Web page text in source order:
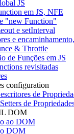
JS
em JS, NFE
"new Function"
e setInterval
e
& Throttle
de Funções em JS
revisitadas
configuration
de
de
DOM
ao DOM
DOM